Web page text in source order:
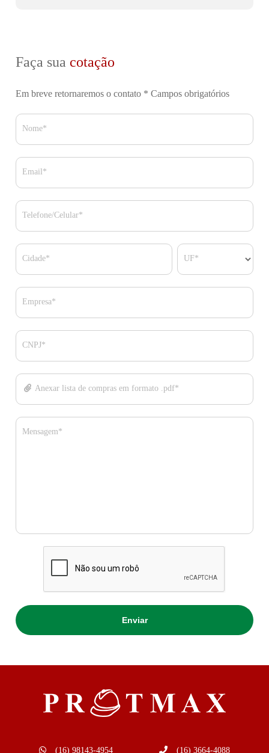
Faça sua cotação
Em breve retornaremos o contato * Campos obrigatórios
Nome*
Email*
Telefone/Celular*
Cidade* UF*
Empresa*
CNPJ*
Anexar lista de compras em formato .pdf*
Mensagem*
(16) 98143-4954 (16) 3664-4088